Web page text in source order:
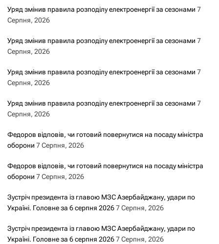
Уряд змінив правила розподілу електроенергії за сезонами 7
Серпня, 2026
Уряд змінив правила розподілу електроенергії за сезонами 7
Серпня, 2026
Уряд змінив правила розподілу електроенергії за сезонами 7
Серпня, 2026
Уряд змінив правила розподілу електроенергії за сезонами 7
Серпня, 2026
Федоров відповів, чи готовий повернутися на посаду міністра
оборони 7 Серпня, 2026
Федоров відповів, чи готовий повернутися на посаду міністра
оборони 7 Серпня, 2026
Зустріч президента із главою МЗС Азербайджану, удари по
Україні. Головне за 6 серпня 20267 Серпня, 2026
Зустріч президента із главою МЗС Азербайджану, удари по
Україні. Головне за 6 серпня 20267 Серпня, 2026